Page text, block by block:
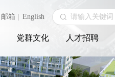
English
邮箱
党群文化 人才招聘